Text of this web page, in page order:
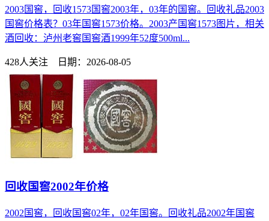
2003国窖，回收1573国窖2003年，03年的国窖。回收礼品2003
国窖价格表？03年国窖1573价格。2003产国窖1573图片，相关
酒回收：泸州老窖国窖酒1999年52度500ml...
428人关注 日期：2026-08-05
回收国窖2002年价格
2002国窖，回收国窖02年，02年国窖。回收礼品2002年国窖